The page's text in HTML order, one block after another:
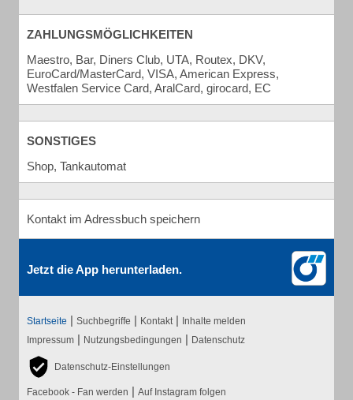
ZAHLUNGSMÖGLICHKEITEN
Maestro, Bar, Diners Club, UTA, Routex, DKV,
EuroCard/MasterCard, VISA, American Express,
Westfalen Service Card, AralCard, girocard, EC
SONSTIGES
Shop, Tankautomat
Kontakt im Adressbuch speichern
Jetzt die App herunterladen.
Startseite | Suchbegriffe | Kontakt | Inhalte melden
Impressum | Nutzungsbedingungen | Datenschutz
Datenschutz-Einstellungen
Facebook - Fan werden | Auf Instagram folgen